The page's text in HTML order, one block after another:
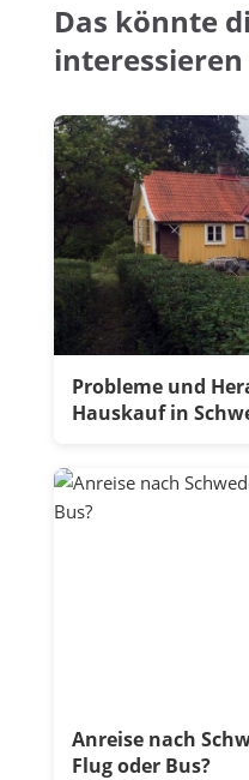
Das könnte
interessieren
Probleme und
Hauskauf in
Anreise nach
Flug oder Bus?